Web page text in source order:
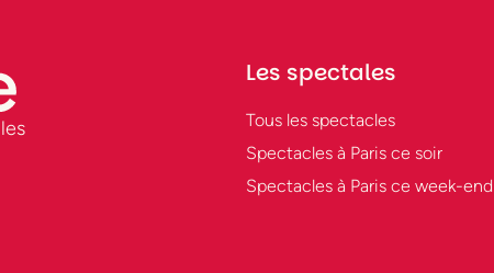
Les spectales
Tous les spectacles
Spectacles à Paris ce soir
Spectacles à Paris ce week-end